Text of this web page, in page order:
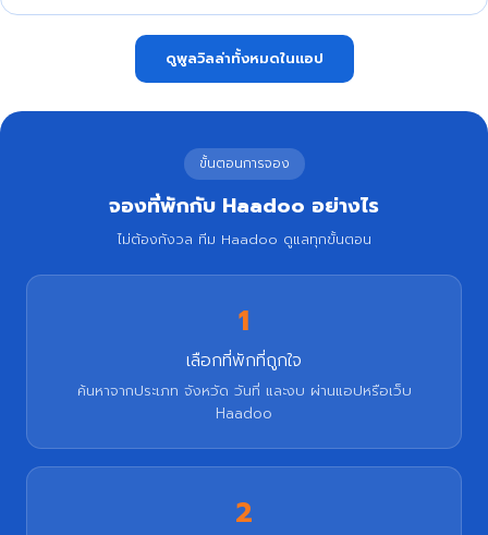
ดูพูลวิลล่าทั้งหมดในแอป
ขั้นตอนการจอง
จองที่พักกับ Haadoo อย่างไร
ไม่ต้องกังวล ทีม Haadoo ดูแลทุกขั้นตอน
1
เลือกที่พักที่ถูกใจ
ค้นหาจากประเภท จังหวัด วันที่ และงบ ผ่านแอปหรือเว็บ
Haadoo
2